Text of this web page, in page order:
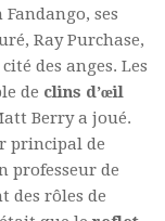
ses
Ray Purchase,
des anges. Les
de clins d’œil
Berry a joué.
principal de
professeur de
des rôles de